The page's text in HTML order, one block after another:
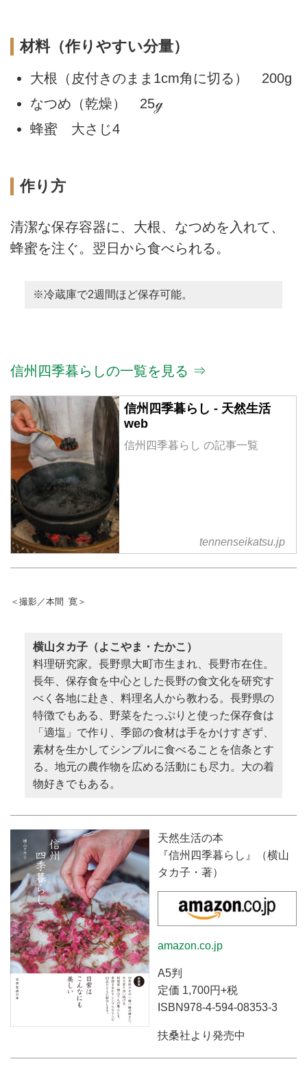
材料（作りやすい分量）
大根（皮付きのまま1cm角に切る） 200g
なつめ（乾燥） 25ℊ
蜂蜜 大さじ4
作り方
清潔な保存容器に、大根、なつめを入れて、
蜂蜜を注ぐ。翌日から食べられる。
※冷蔵庫で2週間ほど保存可能。
信州四季暮らしの一覧を見る ⇒
信州四季暮らし - 天然生活
web
信州四季暮らし の記事一覧
tennenseikatsu.jp
＜撮影／本間 寛＞
横山タカ子（よこやま・たかこ）
料理研究家。長野県大町市生まれ、長野市在住。
長年、保存食を中心とした長野の食文化を研究す
べく各地に赴き、料理名人から教わる。長野県の
特徴でもある、野菜をたっぷりと使った保存食は
「適塩」で作り、季節の食材は手をかけすぎず、
素材を生かしてシンプルに食べることを信条とす
る。地元の農作物を広める活動にも尽力。大の着
物好きでもある。
天然生活の本
『信州四季暮らし』（横山
タカ子・著）
amazon.co.jp
A5判
定価 1,700円+税
ISBN978-4-594-08353-3
扶桑社より発売中